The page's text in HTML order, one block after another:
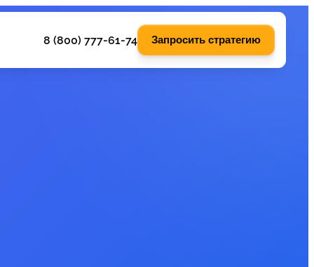
8 (800) 777-61-74 Запросить стратегию